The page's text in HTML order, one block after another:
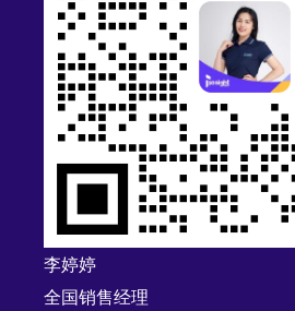
:
李婷婷
全国销售经理